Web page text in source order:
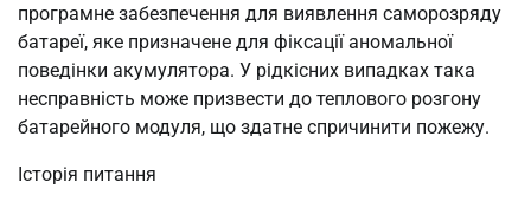
програмне забезпечення для виявлення саморозряду
батареї, яке призначене для фіксації аномальної
поведінки акумулятора. У рідкісних випадках така
несправність може призвести до теплового розгону
батарейного модуля, що здатне спричинити пожежу.
Історія питання